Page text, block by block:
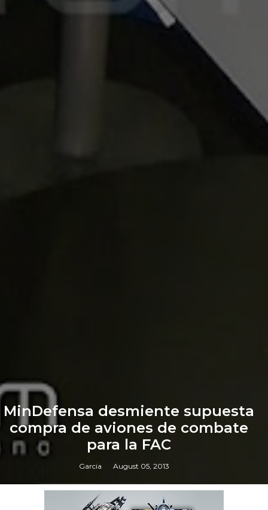
MinDefensa desmiente supuesta
compra de aviones de combate
para la FAC
Garcia August 05, 2013